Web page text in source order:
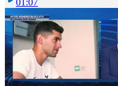
01:07